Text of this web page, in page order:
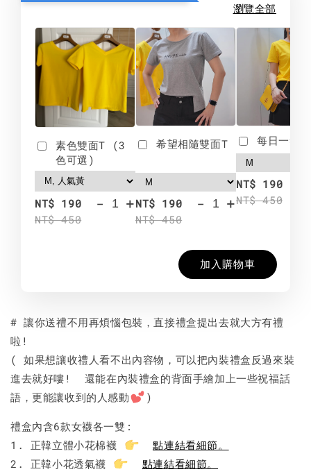
瀏覽全部
素色雙面T (3
色可選)
NT$ 190
NT$ 450
- +
希望相隨雙面T
NT$ 190
NT$ 450
- +
每日一笑
NT$ 190
NT$ 450
加入購物車
# 讓你送禮不用再煩惱包裝，直接禮盒提出去就大方有禮
啦!
( 如果想讓收禮人看不出內容物，可以把內裝禮盒反過來裝
進去就好嘍! 還能在內裝禮盒的背面手繪加上一些祝福話
語，更能讓收到的人感動
)
禮盒內含6款女襪各一雙:
1. 正韓立體小花棉襪
點連結看細節。
2. 正韓小花透氣襪
點連結看細節。